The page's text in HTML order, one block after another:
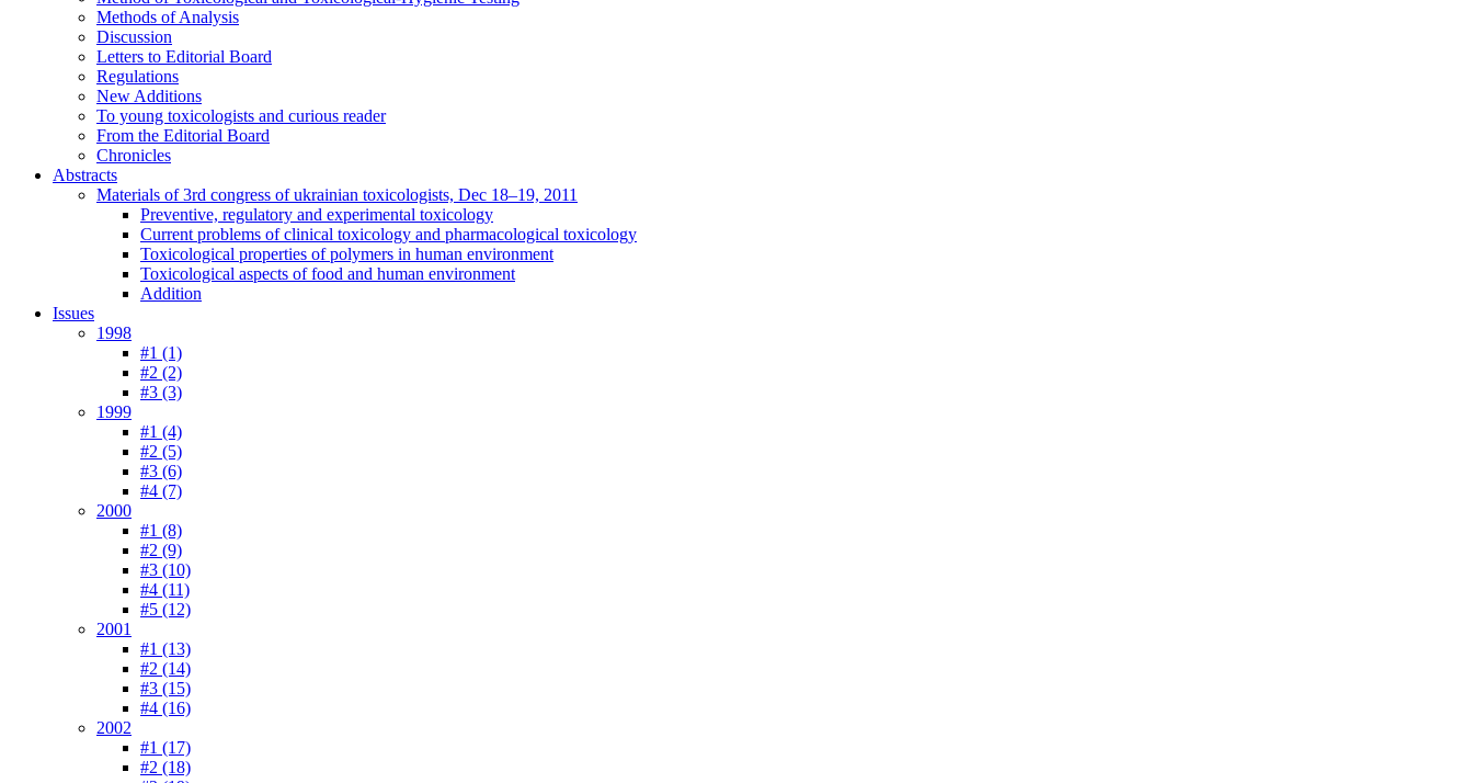
Methods of Analysis
Discussion
Letters to Editorial Board
Regulations
New Additions
To young toxicologists and curious reader
From the Editorial Board
Chronicles
Abstracts
Materials of 3rd congress of ukrainian toxicologists, Dec 18–19, 2011
Preventive, regulatory and experimental toxicology
Current problems of clinical toxicology and pharmacological toxicology
Toxicological properties of polymers in human environment
Toxicological aspects of food and human environment
Addition
Issues
1998
#1 (1)
#2 (2)
#3 (3)
1999
#1 (4)
#2 (5)
#3 (6)
#4 (7)
2000
#1 (8)
#2 (9)
#3 (10)
#4 (11)
#5 (12)
2001
#1 (13)
#2 (14)
#3 (15)
#4 (16)
2002
#1 (17)
#2 (18)